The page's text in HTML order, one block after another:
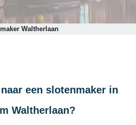
Waltherlaan
een slotenmaker in
Waltherlaan?